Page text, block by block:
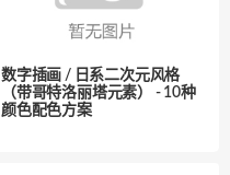
数字插画 / 日系二次元风格
（带哥特洛丽塔元素） - 10种
颜色配色方案